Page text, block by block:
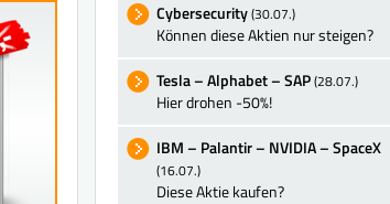
Cybersecurity(30.07.)
Können diese Aktien nur steigen?
Tesla – Alphabet – SAP(28.07.)
Hier drohen -50%!
IBM – Palantir – NVIDIA – SpaceX
(16.07.)
Diese Aktie kaufen?